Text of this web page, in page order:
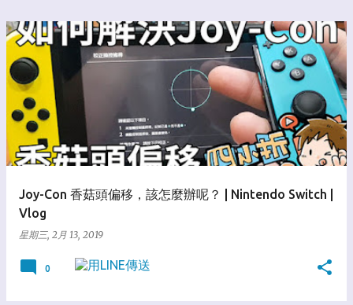
Joy-Con 香菇頭偏移，該怎麼辦呢？ | Nintendo Switch |
Vlog
星期三, 2月 13, 2019
0